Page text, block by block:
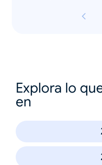
Explora lo
en